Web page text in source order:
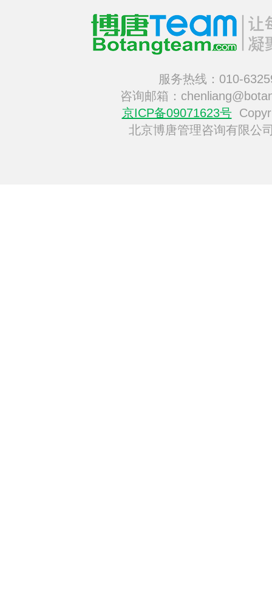
服务热线：010-
咨询邮箱：
京ICP备09071623号
北京博唐管理咨询有限公